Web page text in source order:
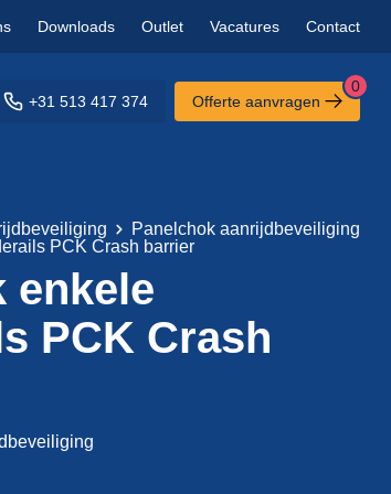
Downloads Outlet Vacatures Contact
+31 513 417 374 Offerte aanvragen
0
Panelchok aanrijdbeveiliging
PCK Crash barrier
enkele
PCK Crash